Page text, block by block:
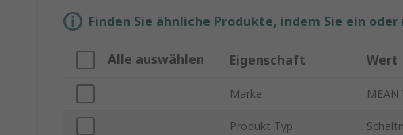
Finden Sie ähnliche Produkte, indem Sie ein
Alle auswählen Eigenschaft Wert
Marke MEAN
Produkt Typ